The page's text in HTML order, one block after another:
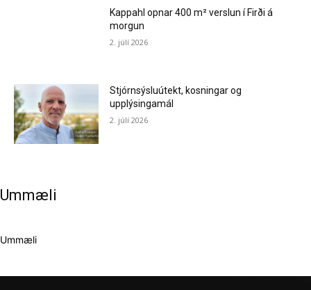
Kappahl opnar 400 m² verslun í Firði á
morgun
2. júlí 2026
Stjórnsýsluútekt, kosningar og
upplýsingamál
2. júlí 2026
Ummæli
Ummæli